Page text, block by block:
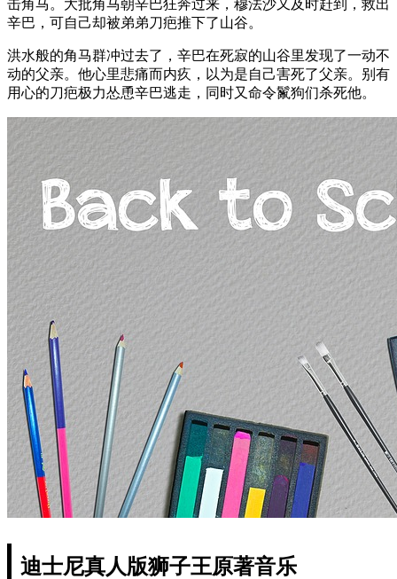
击角马。大批角马朝辛巴狂奔过来，穆法沙又及时赶到，救出
辛巴，可自己却被弟弟刀疤推下了山谷。
洪水般的角马群冲过去了，辛巴在死寂的山谷里发现了一动不
动的父亲。他心里悲痛而内疚，以为是自己害死了父亲。别有
用心的刀疤极力怂恿辛巴逃走，同时又命令鬣狗们杀死他。
迪士尼真人版狮子王原著音乐